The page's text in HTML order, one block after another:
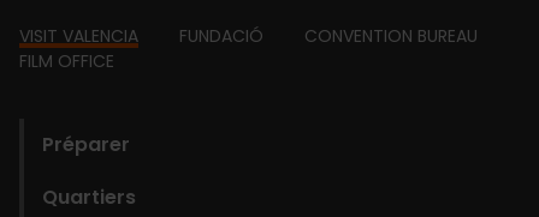
Footer
VISIT VALENCIA FUNDACIÓ
CONVENTION BUREAU
FILM OFFICE
Préparer
Quartiers